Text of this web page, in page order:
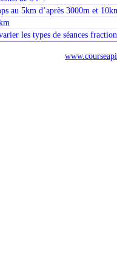
au 5km d’après 3000m et
les types de séances